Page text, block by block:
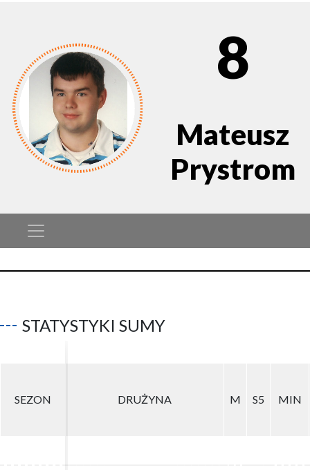
8
Mateusz
Prystrom
STATYSTYKI SUMY
SEZON DRUŻYNA M S5 MIN
SEZON DRUŻYNA M S5 MIN